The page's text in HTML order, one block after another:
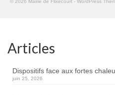
© 2026 Mairie de Flixecourt - WordPress
Articles
Dispositifs face aux fortes
juin 25, 2026